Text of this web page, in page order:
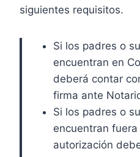
siguientes requisitos.
Si los padres o
encuentran en
deberá contar
firma ante
Si los padres o
encuentran
autorización